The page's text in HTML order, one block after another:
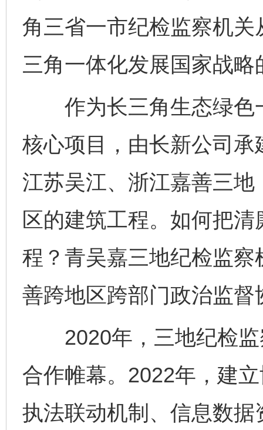
角三省一市纪检监察机关
三角一体化发展国家战
作为长三角生态绿色
核心项目，由长新公司
江苏吴江、浙江嘉善三
区的建筑工程。如何把
程？青吴嘉三地纪检监
善跨地区跨部门政治监
2020年，三地纪检监
合作帷幕。2022年，建
执法联动机制、信息数